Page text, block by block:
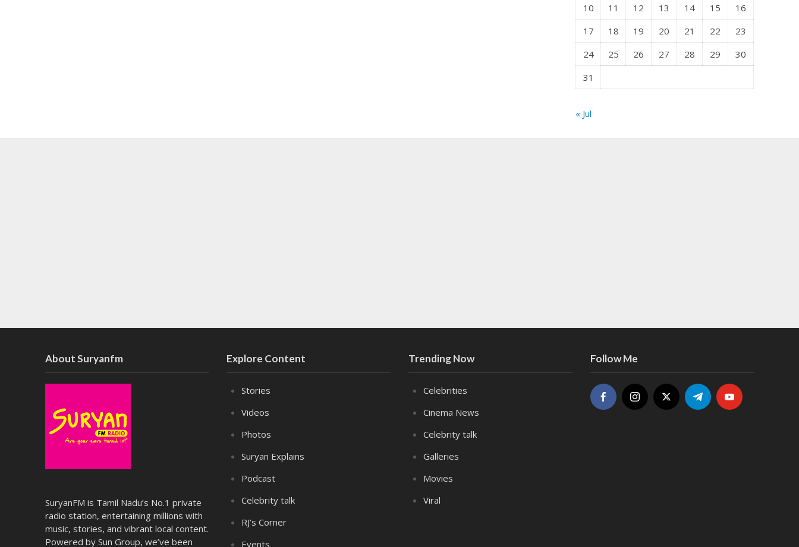
10
11 12 13 14 15
16
17
18 19 20 21 22
23
24
25 26 27 28 29
30
31
« Jul
About Suryanfm
SuryanFM is Tamil Nadu’s No.1 private
radio station, entertaining millions with
music, stories, and vibrant local content.
Powered by Sun Group, we’ve been
Explore Content
Stories
Videos
Photos
Suryan Explains
Podcast
Celebrity talk
RJ’s Corner
Events
Trending Now
Celebrities
Cinema News
Celebrity talk
Galleries
Movies
Viral
Follow Me